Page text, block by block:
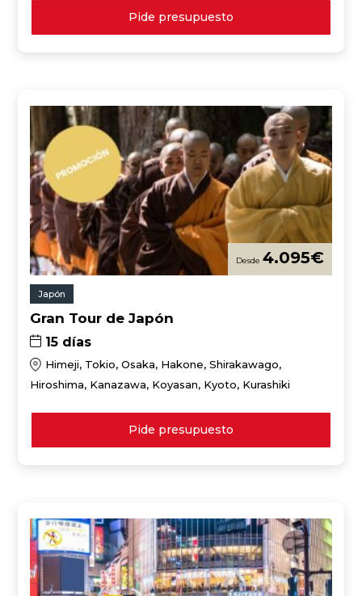
Pide presupuesto
4.095€
Japón
Gran Tour de Japón
15 días
Himeji, Tokio, Osaka, Hakone, Shirakawago,
Hiroshima, Kanazawa, Koyasan, Kyoto, Kurashiki
Pide presupuesto